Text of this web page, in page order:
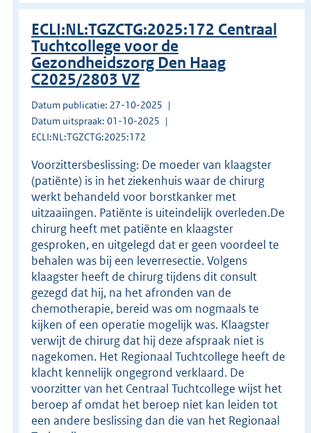
ECLI:NL:TGZCTG:2025:172 Centraal
Tuchtcollege voor de
Gezondheidszorg Den Haag
C2025/2803 VZ
Datum publicatie: 27-10-2025
Datum uitspraak: 01-10-2025
ECLI:NL:TGZCTG:2025:172
Voorzittersbeslissing: De moeder van klaagster
(patiënte) is in het ziekenhuis waar de chirurg
werkt behandeld voor borstkanker met
uitzaaiingen. Patiënte is uiteindelijk overleden.De
chirurg heeft met patiënte en klaagster
gesproken, en uitgelegd dat er geen voordeel te
behalen was bij een leverresectie. Volgens
klaagster heeft de chirurg tijdens dit consult
gezegd dat hij, na het afronden van de
chemotherapie, bereid was om nogmaals te
kijken of een operatie mogelijk was. Klaagster
verwijt de chirurg dat hij deze afspraak niet is
nagekomen. Het Regionaal Tuchtcollege heeft de
klacht kennelijk ongegrond verklaard. De
voorzitter van het Centraal Tuchtcollege wijst het
beroep af omdat het beroep niet kan leiden tot
een andere beslissing dan die van het Regionaal